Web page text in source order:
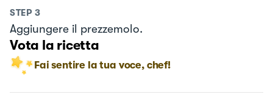
STEP 3
Aggiungere il prezzemolo.
Vota la ricetta
Fai sentire la tua voce, chef!